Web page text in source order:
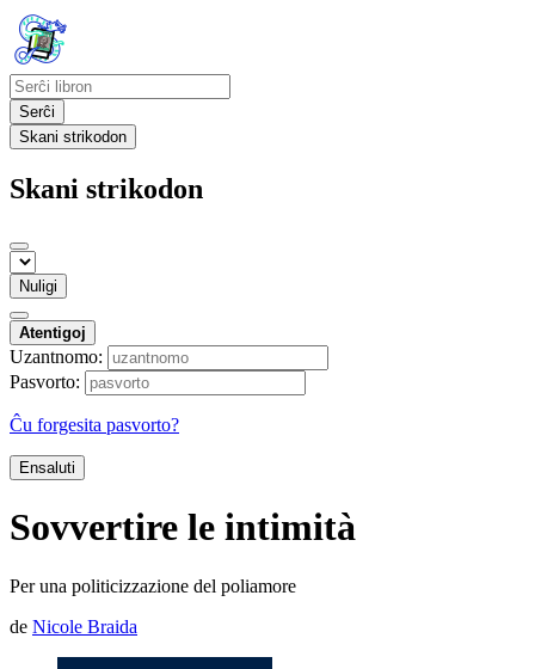
Serĉi
Skani strikodon
Skani strikodon
Nuligi
Atentigoj
Uzantnomo:
Pasvorto:
Ĉu forgesita pasvorto?
Ensaluti
Sovvertire le intimità
Per una politicizzazione del poliamore
de Nicole Braida